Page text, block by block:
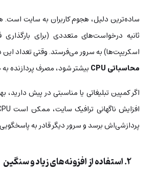
ساده‌ترین دلیل، هجوم کاربران به سایت است.
ثانیه درخواست‌های متعددی (برای بارگذاری
اسکریپت‌ها) به سرور می‌فرستد. وقتی تعداد
محاسباتی CPU
بیشتر شود، مصرف پردازنده به ۱۰۰٪ می‌رسد.
اگر کمپین تبلیغاتی یا مناسبتی در پیش دارید،
پردازشی‌اش برسد و سرور دیگر قادر به
۲. استفاده از افزونه‌های زیاد و سنگین